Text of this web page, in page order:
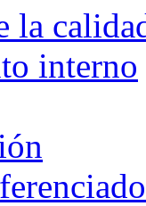
la
interno